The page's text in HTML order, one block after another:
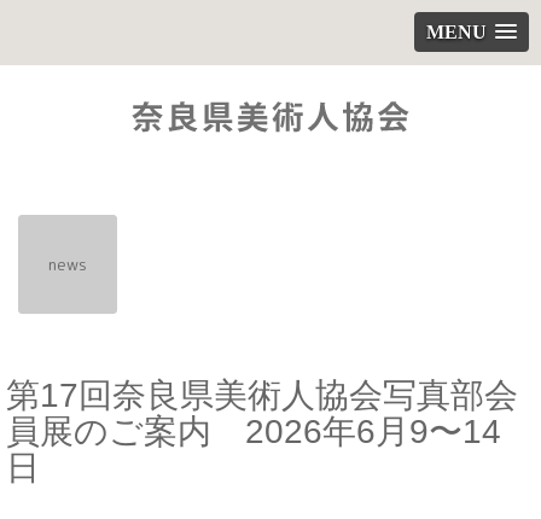
MENU
news
第17回奈良県美術人協会写真部会
員展のご案内 2026年6月9〜14
日